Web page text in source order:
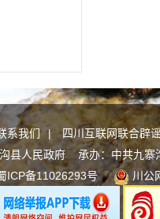
系我们 |
四川互联网联合辟
县人民政府 承办：中共九
ICP备11026293号 川公